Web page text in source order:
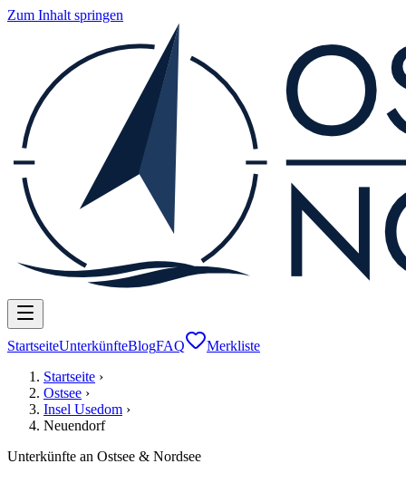
Zum Inhalt springen
StartseiteUnterkünfteBlogFAQ
Merkliste
Startseite ›
Ostsee ›
Insel Usedom ›
Neuendorf
Unterkünfte an Ostsee & Nordsee